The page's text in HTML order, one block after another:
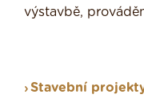
výstavbě,
Stavební